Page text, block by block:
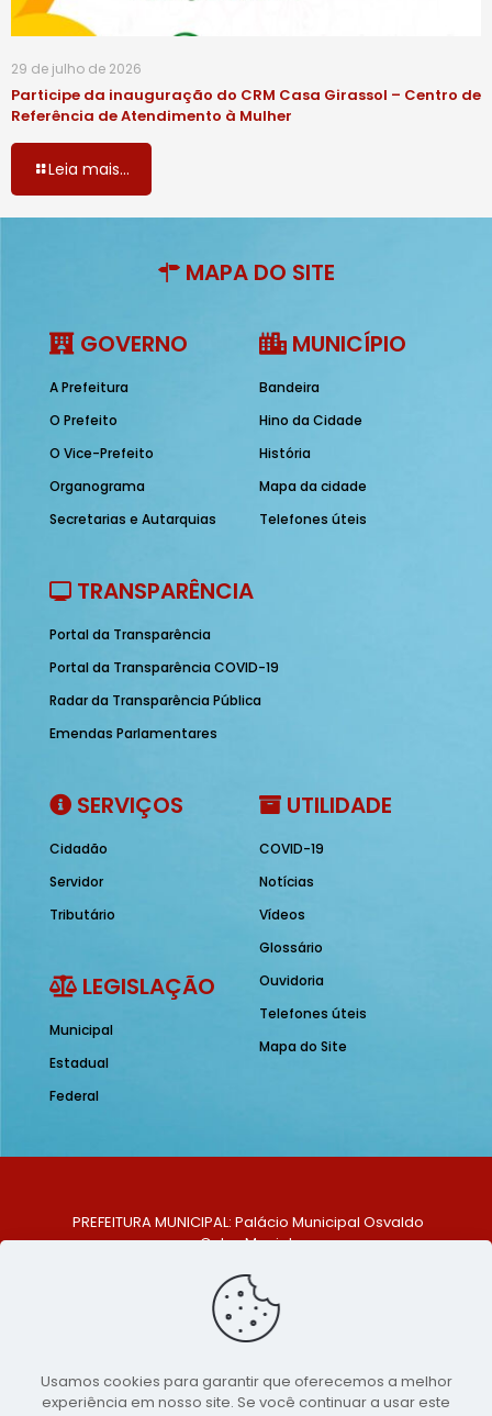
29 de julho de 2026
Participe da inauguração do CRM Casa Girassol – Centro de
Referência de Atendimento à Mulher
Leia mais...
MAPA DO SITE
GOVERNO
A Prefeitura
O Prefeito
O Vice-Prefeito
Organograma
Secretarias e Autarquias
MUNICÍPIO
Bandeira
Hino da Cidade
História
Mapa da cidade
Telefones úteis
TRANSPARÊNCIA
Portal da Transparência
Portal da Transparência COVID-19
Radar da Transparência Pública
Emendas Parlamentares
SERVIÇOS
Cidadão
Servidor
Tributário
LEGISLAÇÃO
Municipal
Estadual
Federal
UTILIDADE
COVID-19
Notícias
Vídeos
Glossário
Ouvidoria
Telefones úteis
Mapa do Site
PREFEITURA MUNICIPAL: Palácio Municipal Osvaldo
Celso Maciel
Centro, São Bento do Una - PE. CEP: 553370-128
TELEFONE: (81) 99548-1569
E-MAIL: ouvidoria@saobentodouna.pe.gov.br
Copyright 2021-2026 - Assessoria de Comunicação da
Usamos cookies para garantir que oferecemos a melhor
experiência em nosso site. Se você continuar a usar este